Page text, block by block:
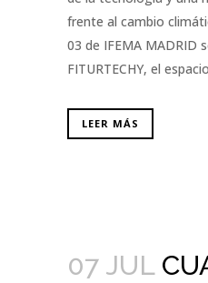
frente al cambio
03 de IFEMA MADRID
FITURTECHY, el
LEER MÁS
07 JUL